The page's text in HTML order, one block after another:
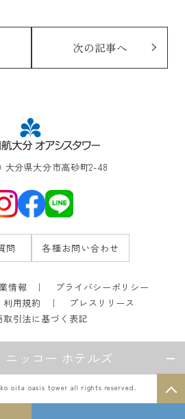
次の記事へ
大分県大分市高砂町2-48
問 各種お問い合わせ
情報
プライバシーポリシー
利用規約
プレスリリース
取引法に基づく表記
ニッコー ホテルズ
oita oasis tower all rights reserved.